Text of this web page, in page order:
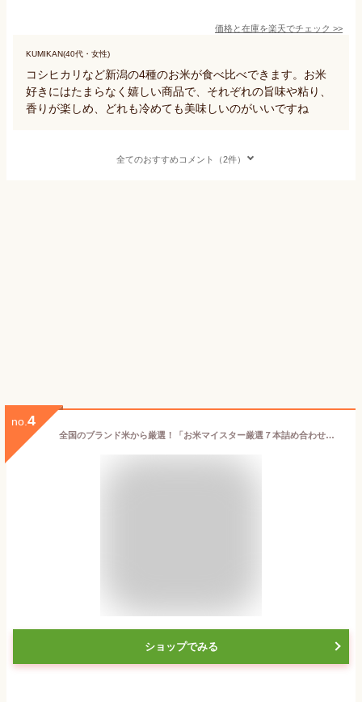
価格と在庫を楽天でチェック >>
KUMIKAN(40代・女性)
コシヒカリなど新潟の4種のお米が食べ比べできます。お米
好きにはたまらなく嬉しい商品で、それぞれの旨味や粘り、
香りが楽しめ、どれも冷めても美味しいのがいいですね
全てのおすすめコメント（2件）
no. 4
全国のブランド米から厳選！「お米マイスター厳選７本詰め合わせ」食べ比べ・ギフトに
ショップでみる